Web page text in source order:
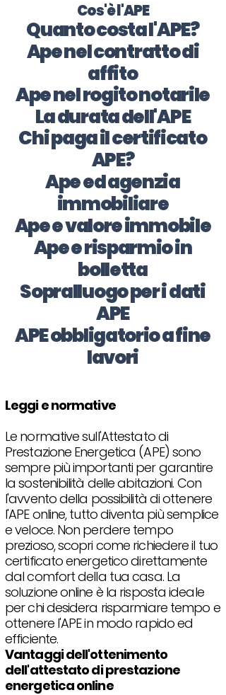
Cos'è l'APE
Quanto costa l'APE?
Ape nel contratto di
affito
Ape nel rogito notarile
La durata dell'APE
Chi paga il certificato
APE?
Ape ed agenzia
immobiliare
Ape e valore immobile
Ape e risparmio in
bolletta
Sopralluogo per i dati
APE
APE obbligatorio a fine
lavori
Leggi e normative
Le normative sull'Attestato di
Prestazione Energetica (APE) sono
sempre più importanti per garantire
la sostenibilità delle abitazioni. Con
l'avvento della possibilità di ottenere
l'APE online, tutto diventa più semplice
e veloce. Non perdere tempo
prezioso, scopri come richiedere il tuo
certificato energetico direttamente
dal comfort della tua casa. La
soluzione online è la risposta ideale
per chi desidera risparmiare tempo e
ottenere l'APE in modo rapido ed
efficiente.
Vantaggi dell'ottenimento
dell'attestato di prestazione
energetica online